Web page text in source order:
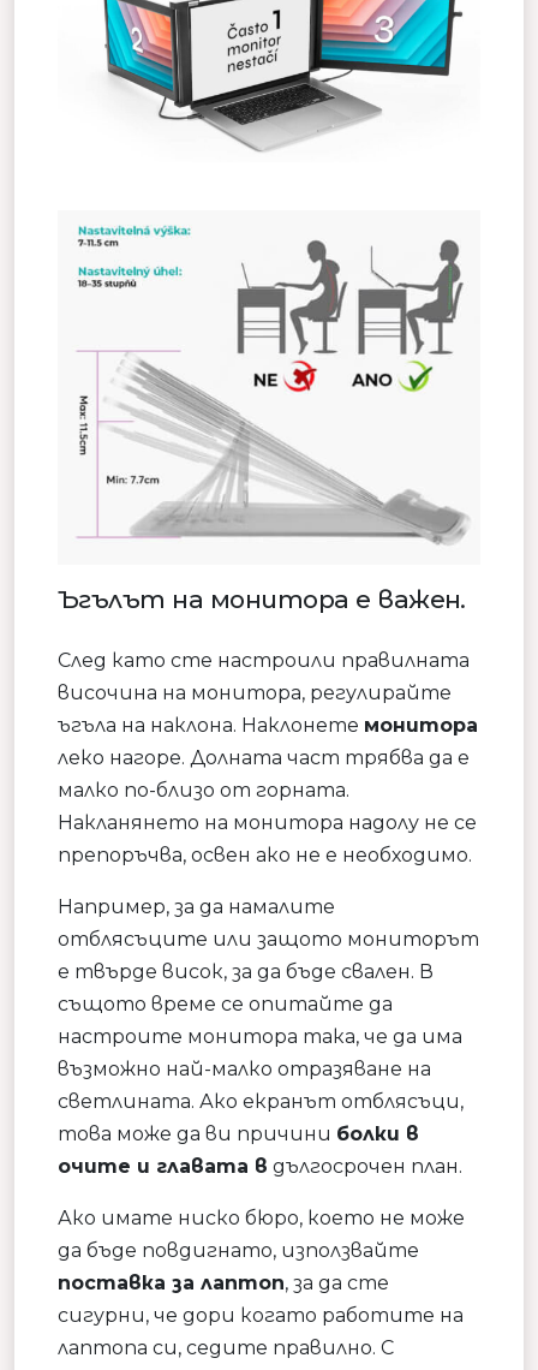
Ъгълът на монитора е важен.
След като сте настроили правилната
височина на монитора, регулирайте
ъгъла на наклона. Наклонете монитора
леко нагоре. Долната част трябва да е
малко по-близо от горната.
Накланянето на монитора надолу не се
препоръчва, освен ако не е необходимо.
Например, за да намалите
отблясъците или защото мониторът
е твърде висок, за да бъде свален. В
същото време се опитайте да
настроите монитора така, че да има
възможно най-малко отразяване на
светлината. Ако екранът отблясъци,
това може да ви причини болки в
очите и главата в дългосрочен план.
Ако имате ниско бюро, което не може
да бъде повдигнато, използвайте
поставка за лаптоп, за да сте
сигурни, че дори когато работите на
лаптопа си, седите правилно. С